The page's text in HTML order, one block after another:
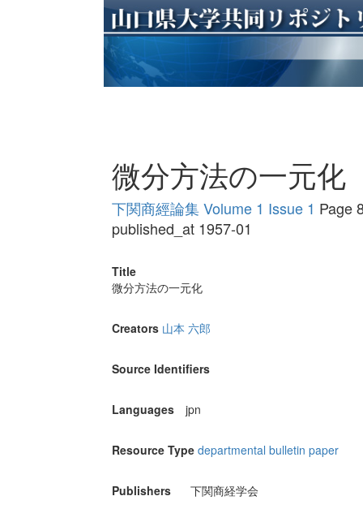
微分方法の一元化
下関商經論集 Volume 1 Issue 1 Page
published_at 1957-01
Title
微分方法の一元化
Creators 山本 六郎
Source Identifiers
Languages jpn
Resource Type departmental bulletin paper
Publishers 下関商経学会